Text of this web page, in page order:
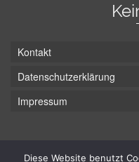
Kontakt
Datenschutzerklärung
Impressum
Diese Website benutzt